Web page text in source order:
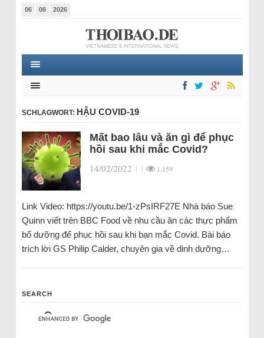
06 08 2026
SCHLAGWORT: HẬU COVID-19
Mất bao lâu và ăn gì để phục
hồi sau khi mắc Covid?
14/02/2022 | | 1.159
Link Video: https://youtu.be/1-zPsIRF27E Nhà báo Sue
Quinn viết trên BBC Food về nhu cầu ăn các thực phẩm
bổ dưỡng để phục hồi sau khi bạn mắc Covid. Bài báo
trích lời GS Philip Calder, chuyên gia về dinh dưỡng…
SEARCH